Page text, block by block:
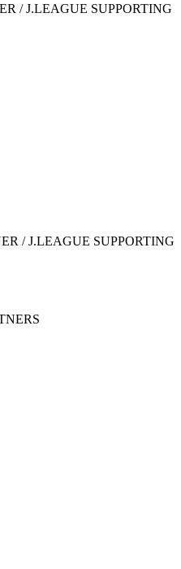
/ J.LEAGUE SUPPORTING
/ J.LEAGUE SUPPORTING